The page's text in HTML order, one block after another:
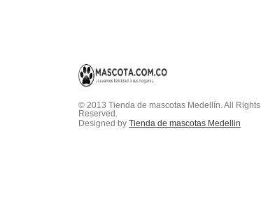
© 2013 Tienda de mascotas Medellín. All Rights
Reserved.
Designed by Tienda de mascotas Medellin